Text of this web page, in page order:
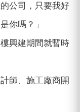
公司，只要我好
你嗎？」
興建期間就暫時
師、施工廠商開